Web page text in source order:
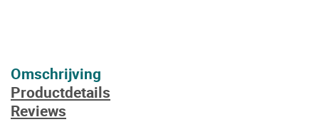
Omschrijving
Productdetails
Reviews